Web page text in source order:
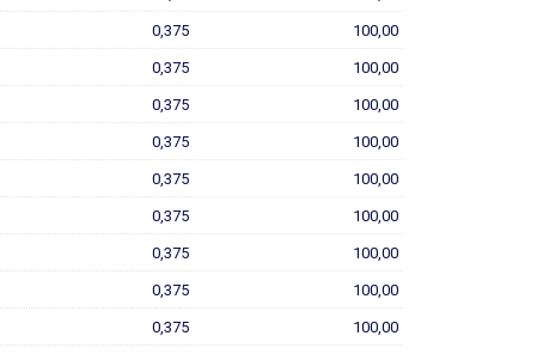
0,375 100,00
0,375 100,00
0,375 100,00
0,375 100,00
0,375 100,00
0,375 100,00
0,375 100,00
0,375 100,00
0,375 100,00